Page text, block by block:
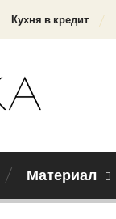
Кухня в кредит
Материал